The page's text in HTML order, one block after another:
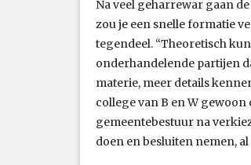
Na veel geharrewar gaan
zou je een snelle formatie
tegendeel. “Theoretisch
onderhandelende partijen
materie, meer details
college van B en W
gemeentebestuur na
doen en besluiten nemen,